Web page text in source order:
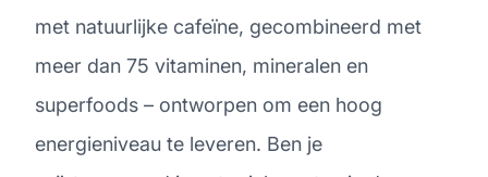
met natuurlijke cafeïne, gecombineerd met
meer dan 75 vitaminen, mineralen en
superfoods – ontworpen om een hoog
energieniveau te leveren. Ben je